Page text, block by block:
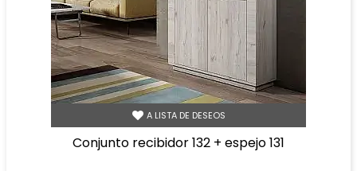
A LISTA DE DESEOS
conjunto recibidor 132 + espejo 131